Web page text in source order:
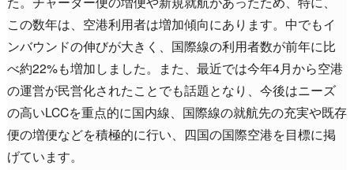
この数年は、空港利用者は増加傾向にあります。中でもイ
ンバウンドの伸びが大きく、国際線の利用者数が前年に比
べ約22%も増加しました。また、最近では今年4月から空港
の運営が民営化されたことでも話題となり、今後はニーズ
の高いLCCを重点的に国内線、国際線の就航先の充実や既存
便の増便などを積極的に行い、四国の国際空港を目標に掲
げています。